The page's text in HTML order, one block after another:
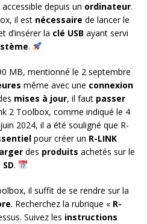
accessible depuis un ordinateur.
il est nécessaire de lancer le
d’insérer la clé USB ayant servi
.
MB, mentionné le 2 septembre
même avec une connexion
mises à jour, il faut passer
2 Toolbox, comme indiqué le 4
2024, il a été souligné que R-
pour créer un R-LINK
des produits achetés sur le
.
il suffit de se rendre sur la
. Recherchez la rubrique « R-
Suivez les instructions